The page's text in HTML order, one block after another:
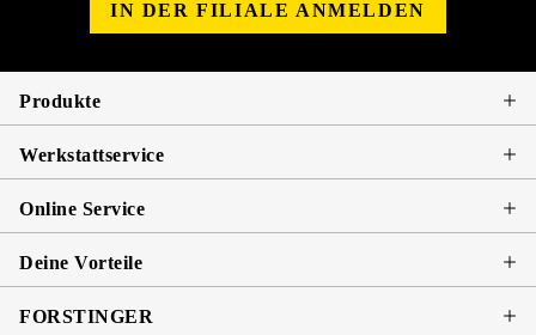
IN DER FILIALE ANMELDEN
Produkte
Werkstattservice
Online Service
Deine Vorteile
FORSTINGER